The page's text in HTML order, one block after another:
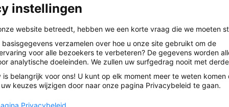
Help mee om onze beweging zichtbaar
windmolen”
instellingen
website betreedt, hebben we een korte vraag die we moeten
basisgegevens verzamelen over hoe u onze site gebruikt om de
voor alle bezoekers te verbeteren? De gegevens worden
analytische doeleinden. We zullen uw surfgedrag nooit met
is belangrijk voor ons! U kunt op elk moment meer te weten komen
keuzes wijzigen door naar onze pagina Privacybeleid te gaan.
Privacybeleid